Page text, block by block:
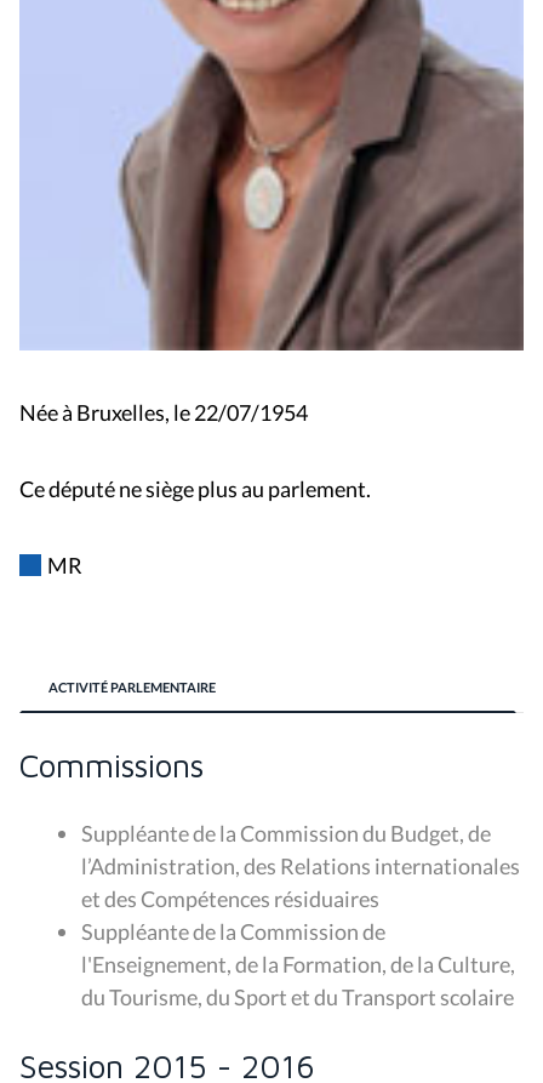
Née à Bruxelles, le 22/07/1954
Ce député ne siège plus au parlement.
MR
ACTIVITÉ PARLEMENTAIRE
Commissions
Suppléante de la Commission du Budget, de
l’Administration, des Relations internationales
et des Compétences résiduaires
Suppléante de la Commission de
l'Enseignement, de la Formation, de la Culture,
du Tourisme, du Sport et du Transport scolaire
Session 2015 - 2016